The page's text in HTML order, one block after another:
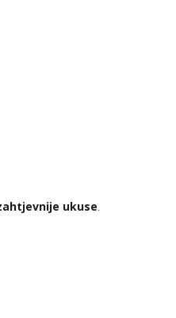
ukuse.